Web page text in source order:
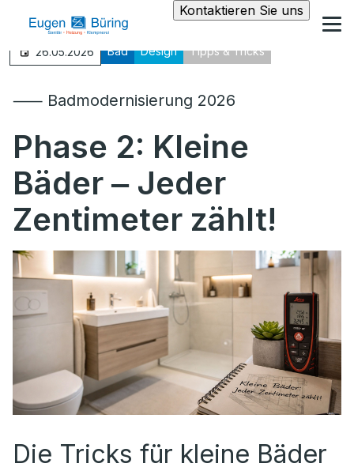
Kontaktieren Sie uns
26.05.2026 Bad Design Tipps & Tricks
⸺ Badmodernisierung 2026
Phase 2: Kleine
Bäder ‒ Jeder
Zentimeter zählt!
Die Tricks für kleine Bäder